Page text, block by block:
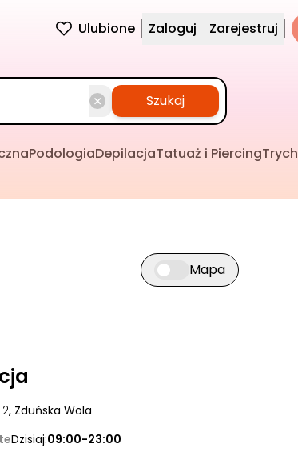
Ulubione Zaloguj Zarejestruj
Szukaj
PodologiaDepilacjaTatuaż i Piercing
Przełącz widok mapy
Mapa
| 2, Zduńska Wola
Dzisiaj:09:00-23:00